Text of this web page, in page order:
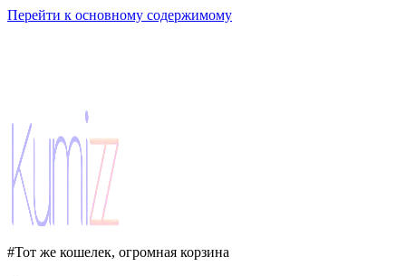
Перейти к основному содержимому
#Тот же кошелек, огромная корзина